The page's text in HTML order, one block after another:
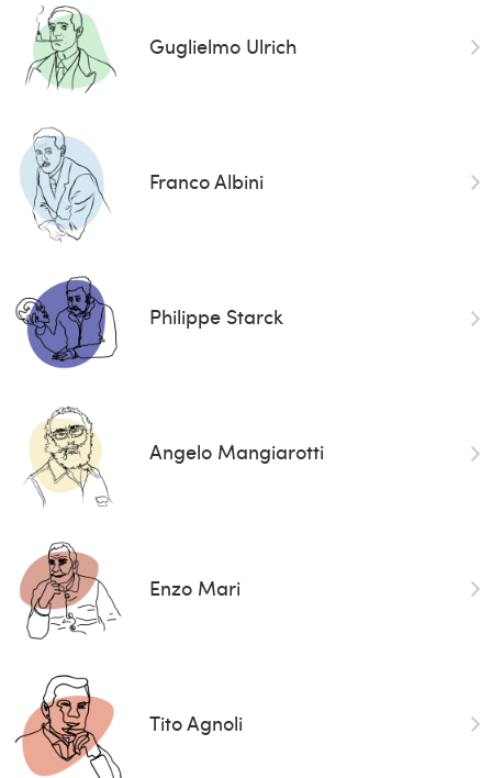
Guglielmo Ulrich
Franco Albini
Philippe Starck
Angelo Mangiarotti
Enzo Mari
Tito Agnoli